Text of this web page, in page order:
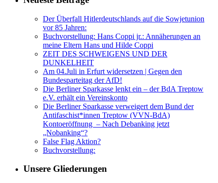
Der Überfall Hitlerdeutschlands auf die Sowjetunion
vor 85 Jahren:
Buchvorstellung: Hans Coppi jr.: Annäherungen an
meine Eltern Hans und Hilde Coppi
ZEIT DES SCHWEIGENS UND DER
DUNKELHEIT
Am 04.Juli in Erfurt widersetzen | Gegen den
Bundesparteitag der AfD!
Die Berliner Sparkasse lenkt ein – der BdA Treptow
e.V. erhält ein Vereinskonto
Die Berliner Sparkasse verweigert dem Bund der
Antifaschist*innen Treptow (VVN-BdA)
Kontoeröffnung – Nach Debanking jetzt
„Nobanking“?
False Flag Aktion?
Buchvorstellung:
Unsere Gliederungen